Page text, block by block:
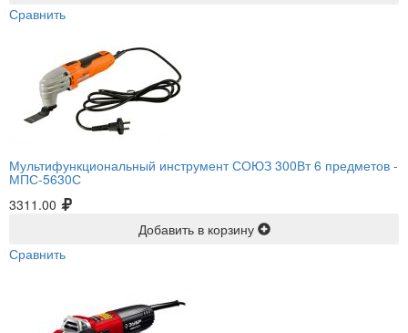
Сравнить
Мультифункциональный инструмент СОЮЗ 300Вт 6 предметов -
МПС-5630С
3311.00
Добавить в корзину
Сравнить